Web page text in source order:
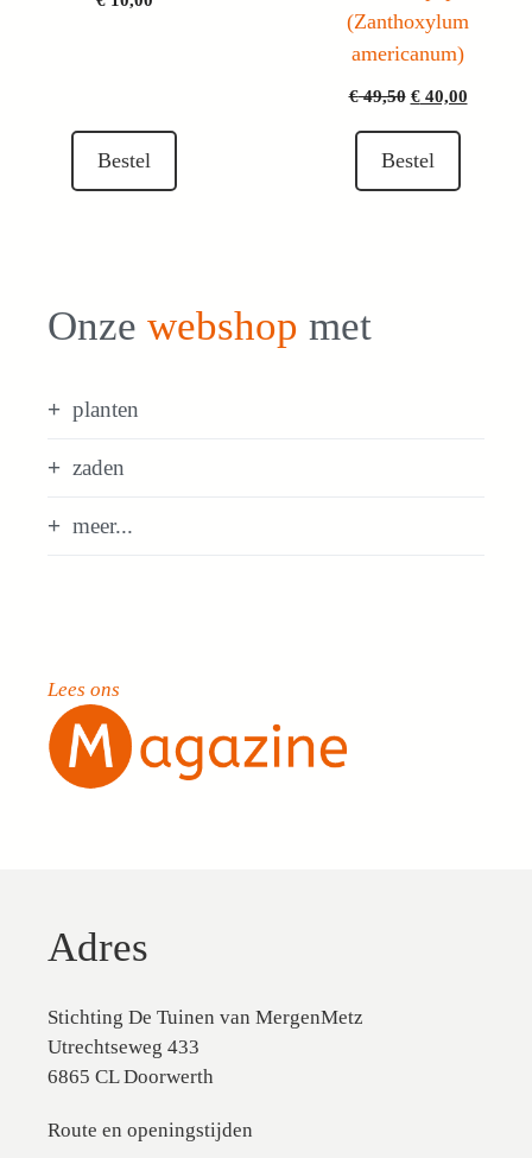
Bestel
(Zanthoxylum
americanum)
€49,50
was:
€40,00Huidige
Bestel
Onze webshop met
planten
zaden
meer...
Lees ons
Adres
Stichting De Tuinen van MergenMetz
Utrechtseweg 433
6865 CL Doorwerth
Route en openingstijden